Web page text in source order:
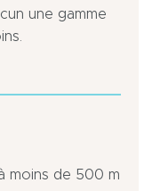
une gamme
moins de 500 m